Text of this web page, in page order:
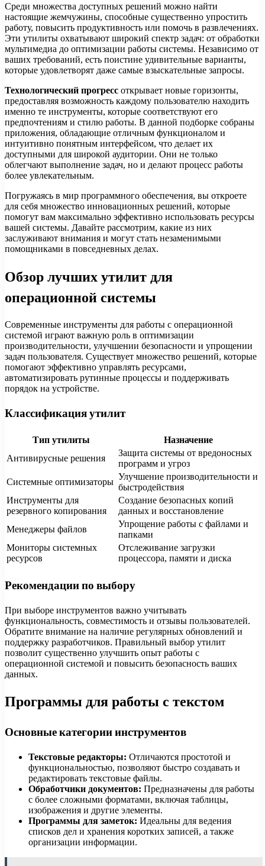
Среди множества доступных решений можно найти
настоящие жемчужины, способные существенно упростить
работу, повысить продуктивность или помочь в развлечениях.
Эти утилиты охватывают широкий спектр задач: от обработки
мультимедиа до оптимизации работы системы. Независимо от
ваших требований, есть поистине удивительные варианты,
которые удовлетворят даже самые взыскательные запросы.
Технологический прогресс открывает новые горизонты,
предоставляя возможность каждому пользователю находить
именно те инструменты, которые соответствуют его
предпочтениям и стилю работы. В данной подборке собраны
приложения, обладающие отличным функционалом и
интуитивно понятным интерфейсом, что делает их
доступными для широкой аудитории. Они не только
облегчают выполнение задач, но и делают процесс работы
более увлекательным.
Погружаясь в мир программного обеспечения, вы откроете
для себя множество инновационных решений, которые
помогут вам максимально эффективно использовать ресурсы
вашей системы. Давайте рассмотрим, какие из них
заслуживают внимания и могут стать незаменимыми
помощниками в повседневных делах.
Обзор лучших утилит для
операционной системы
Современные инструменты для работы с операционной
системой играют важную роль в оптимизации
производительности, улучшении безопасности и упрощении
задач пользователя. Существует множество решений, которые
помогают эффективно управлять ресурсами,
автоматизировать рутинные процессы и поддерживать
порядок на устройстве.
Классификация утилит
Тип утилиты
Назначение
Антивирусные решения
Защита системы от вредоносных
программ и угроз
Системные оптимизаторы
Улучшение производительности и
быстродействия
Инструменты для
резервного копирования
Создание безопасных копий
данных и восстановление
Менеджеры файлов
Упрощение работы с файлами и
папками
Мониторы системных
ресурсов
Отслеживание загрузки
процессора, памяти и диска
Рекомендации по выбору
При выборе инструментов важно учитывать
функциональность, совместимость и отзывы пользователей.
Обратите внимание на наличие регулярных обновлений и
поддержку разработчиков. Правильный выбор утилит
позволит существенно улучшить опыт работы с
операционной системой и повысить безопасность ваших
данных.
Программы для работы с текстом
Основные категории инструментов
Текстовые редакторы: Отличаются простотой и
функциональностью, позволяют быстро создавать и
редактировать текстовые файлы.
Обработчики документов: Предназначены для работы
с более сложными форматами, включая таблицы,
изображения и другие элементы.
Программы для заметок: Идеальны для ведения
списков дел и хранения коротких записей, а также
организации информации.